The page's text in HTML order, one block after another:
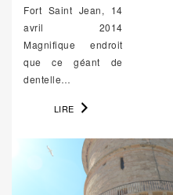
Fort Saint Jean, 14
avril 2014
Magnifique endroit
que ce géant de
dentelle…
LIRE